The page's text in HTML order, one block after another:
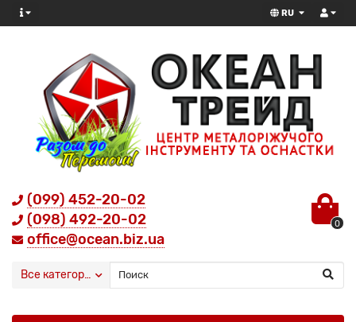
RU
(099) 452-20-02
(098) 492-20-02
office@ocean.biz.ua
0
Все категории